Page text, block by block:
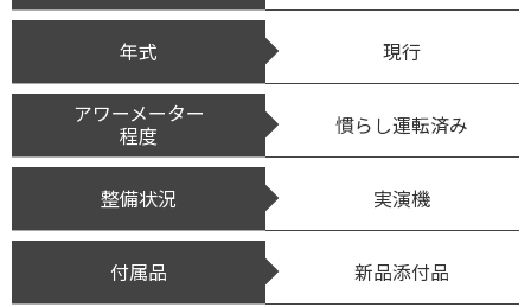
年式 現行
アワーメーター
程度 慣らし運転済み
整備状況 実演機
付属品 新品添付品